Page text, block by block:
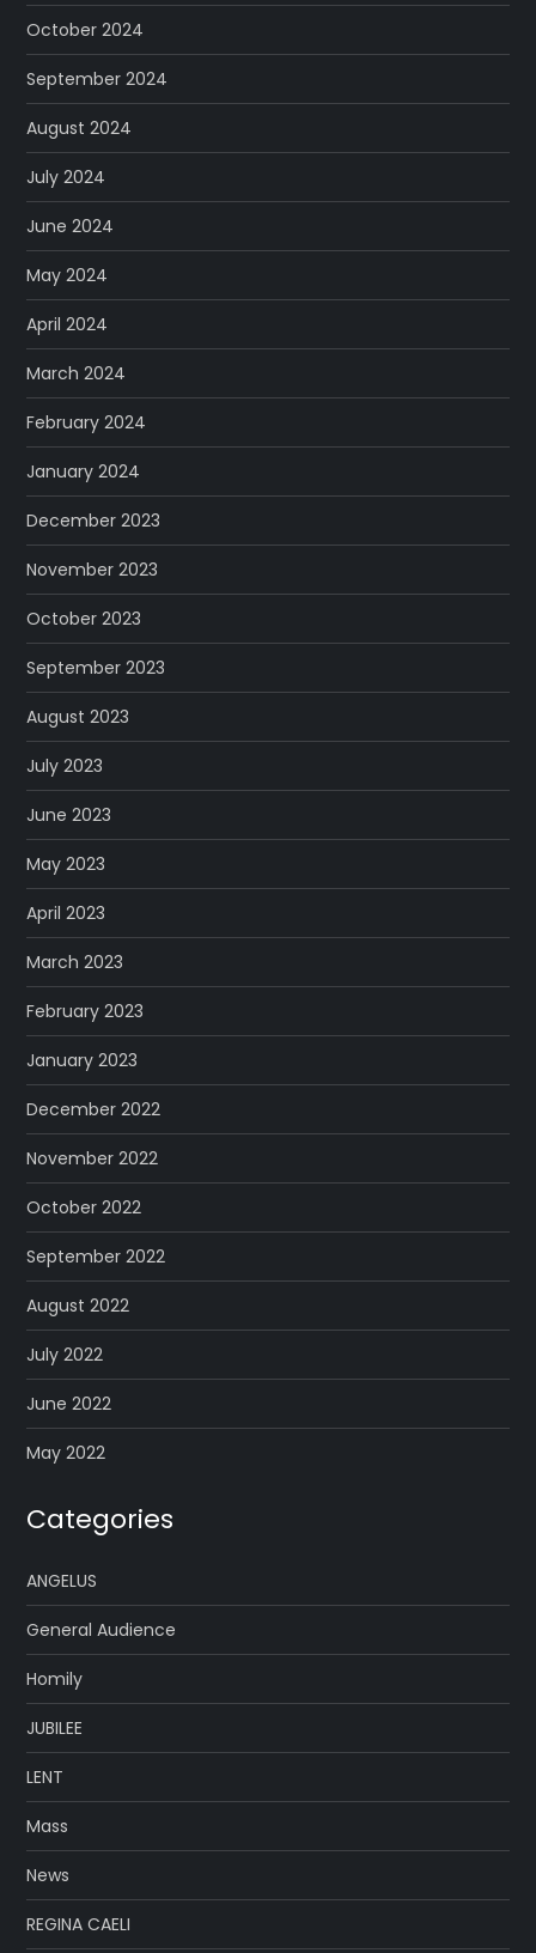
October 2024
September 2024
August 2024
July 2024
June 2024
May 2024
April 2024
March 2024
February 2024
January 2024
December 2023
November 2023
October 2023
September 2023
August 2023
July 2023
June 2023
May 2023
April 2023
March 2023
February 2023
January 2023
December 2022
November 2022
October 2022
September 2022
August 2022
July 2022
June 2022
May 2022
Categories
ANGELUS
General Audience
Homily
JUBILEE
LENT
Mass
News
REGINA CAELI